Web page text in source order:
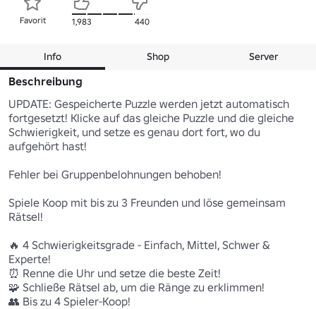
Favorit 1,983 440
Info Shop Server
Beschreibung
UPDATE: Gespeicherte Puzzle werden jetzt automatisch
fortgesetzt! Klicke auf das gleiche Puzzle und die gleiche
Schwierigkeit, und setze es genau dort fort, wo du
aufgehört hast!
Fehler bei Gruppenbelohnungen behoben!
Spiele Koop mit bis zu 3 Freunden und löse gemeinsam
Rätsel!
🔥 4 Schwierigkeitsgrade - Einfach, Mittel, Schwer &
Experte!
⏰ Renne die Uhr und setze die beste Zeit!
🧩 Schließe Rätsel ab, um die Ränge zu erklimmen!
👥 Bis zu 4 Spieler-Koop!